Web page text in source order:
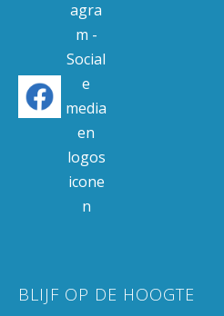
BLIJF OP DE HOOGTE